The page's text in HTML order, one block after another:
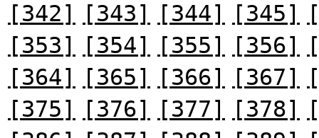
[342]
[343] [344] [345]
[353]
[354] [355] [356]
[364]
[365] [366] [367]
[375]
[376] [377] [378]